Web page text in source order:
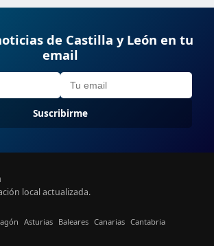
de Castilla y León en tu
email
Suscribirme
local actualizada.
Asturias Baleares Canarias Cantabria